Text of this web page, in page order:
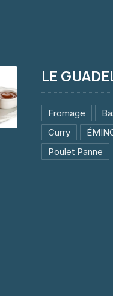
LE
Fromage
Curry
Poulet Panne